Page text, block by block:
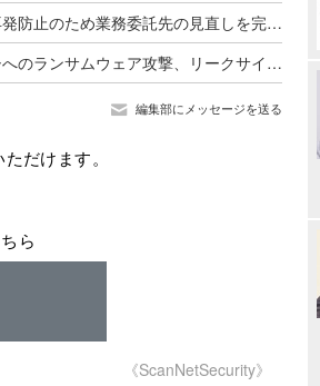
セシール、再発防止のため業務委託先の見直しを完了し選定基準と管理も強化
オーミケンシへのランサムウェア攻撃、リークサイト上に社名等が掲載されるも盗取されたとされる実データは公開されず
編集部にメッセージを送る
だけます。
ら
《ScanNetSecurity》